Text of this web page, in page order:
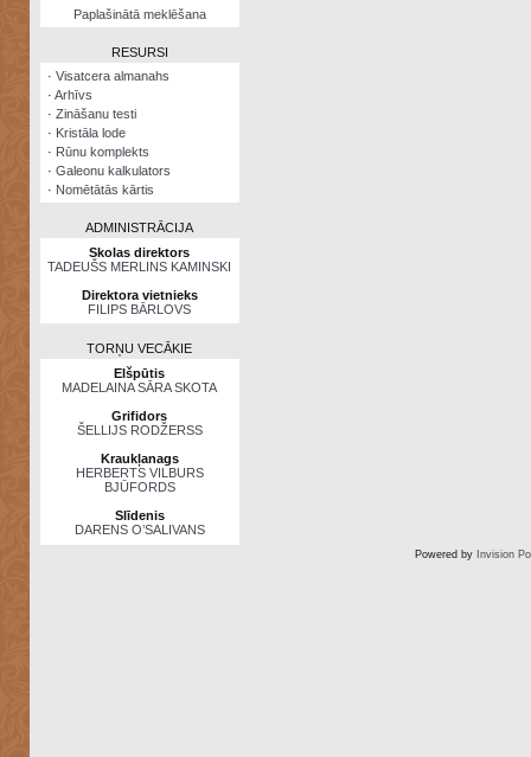
NomētātāsPaplašinātā meklēšana
RESURSI
· Visatcera almanahs
· Arhīvs
· Zināšanu testi
· Kristāla lode
· Rūnu komplekts
· Galeonu kalkulators
· Nomētātās kārtis
ADMINISTRĀCIJA
Skolas direktors
TADEUŠS MERLINS KAMINSKI
Direktora vietnieks
FILIPS BĀRLOVS
TORŅU VECĀKIE
Elšpūtis
MADELAINA SĀRA SKOTA
Grifidors
ŠELLIJS RODŽERSS
Kraukļanags
HERBERTS VILBURS
BJŪFORDS
Slīdenis
DARENS O’SALIVANS
Powered by Invision